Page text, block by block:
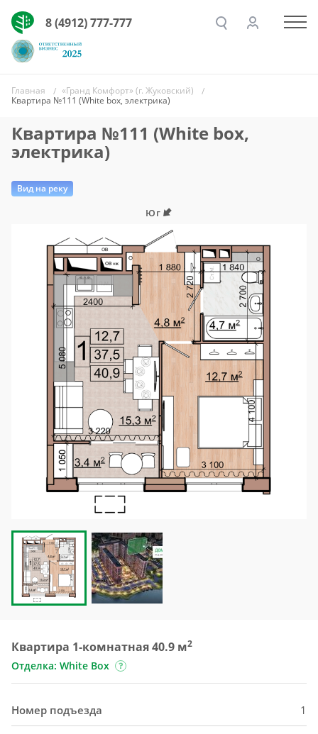
8 (4912) 777-777
Главная
«Гранд Комфорт» (г. Жуковский)
Квартира №111 (White box, электрика)
Квартира №111 (White box,
электрика)
Вид на реку
Юг
Квартира 1-комнатная 40.9 м2
Отделка: White Box
Номер подъезда 1